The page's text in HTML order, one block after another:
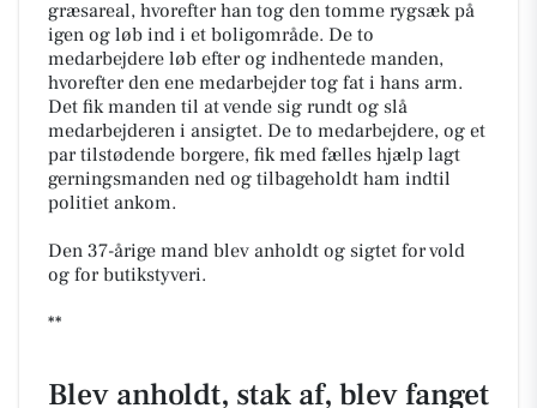
græsareal, hvorefter han tog den tomme rygsæk på
igen og løb ind i et boligområde. De to
medarbejdere løb efter og indhentede manden,
hvorefter den ene medarbejder tog fat i hans arm.
Det fik manden til at vende sig rundt og slå
medarbejderen i ansigtet. De to medarbejdere, og et
par tilstødende borgere, fik med fælles hjælp lagt
gerningsmanden ned og tilbageholdt ham indtil
politiet ankom.
Den 37-årige mand blev anholdt og sigtet for vold
og for butikstyveri.
**
Blev anholdt, stak af, blev fanget